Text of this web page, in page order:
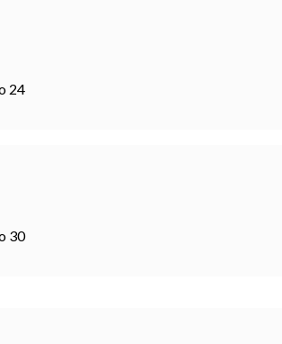
24
30